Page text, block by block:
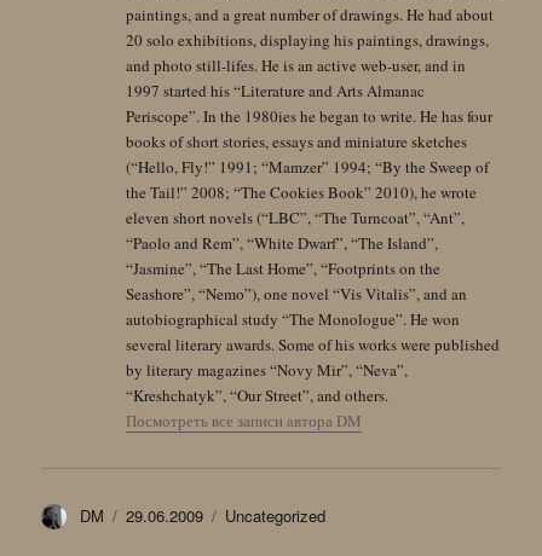
paintings, and a great number of drawings. He had about
20 solo exhibitions, displaying his paintings, drawings,
and photo still-lifes. He is an active web-user, and in
1997 started his “Literature and Arts Almanac
Periscope”. In the 1980ies he began to write. He has four
books of short stories, essays and miniature sketches
(“Hello, Fly!” 1991; “Mamzer” 1994; “By the Sweep of
the Tail!” 2008; “The Cookies Book” 2010), he wrote
eleven short novels (“LBC”, “The Turncoat”, “Ant”,
“Paolo and Rem”, “White Dwarf”, “The Island”,
“Jasmine”, “The Last Home”, “Footprints on the
Seashore”, “Nemo”), one novel “Vis Vitalis”, and an
autobiographical study “The Monologue”. He won
several literary awards. Some of his works were published
by literary magazines “Novy Mir”, “Neva”,
“Kreshchatyk”, “Our Street”, and others.
Посмотреть все записи автора DM
Автор
DM Опубликовано
29.06.2009 Рубрики
Uncategorized